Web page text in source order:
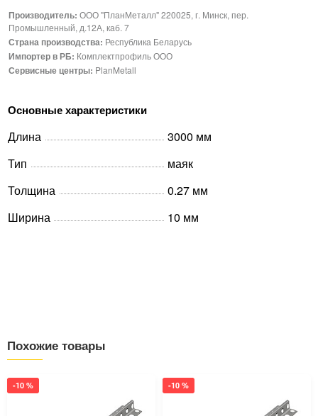
Производитель: ООО "ПланМеталл" 220025, г. Минск, пер.
Промышленный, д.12А, каб. 7
Страна производства: Республика Беларусь
Импортер в РБ: Комплектпрофиль ООО
Сервисные центры: PlanMetall
Основные характеристики
Длина
3000 мм
Тип
маяк
Толщина
0.27 мм
Ширина
10 мм
Похожие товары
-10 % -10 %